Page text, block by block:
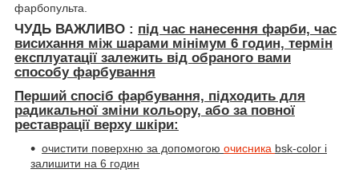
фарбопульта.
ЧУДЬ ВАЖЛИВО : під час нанесення фарби, час
висихання між шарами мінімум 6 годин, термін
експлуатації залежить від обраного вами
способу фарбування
Перший спосіб фарбування, підходить для
радикальної зміни кольору, або за повної
реставрації верху шкіри:
очистити поверхню за допомогою очисника bsk-color і
залишити на 6 годин